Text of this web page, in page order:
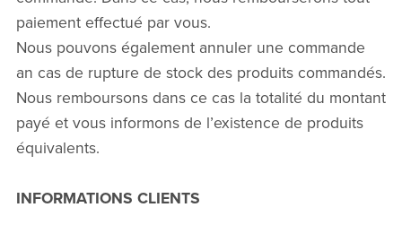
paiement effectué par vous.
Nous pouvons également annuler une commande
an cas de rupture de stock des produits commandés.
Nous remboursons dans ce cas la totalité du montant
payé et vous informons de l’existence de produits
équivalents.
INFORMATIONS CLIENTS